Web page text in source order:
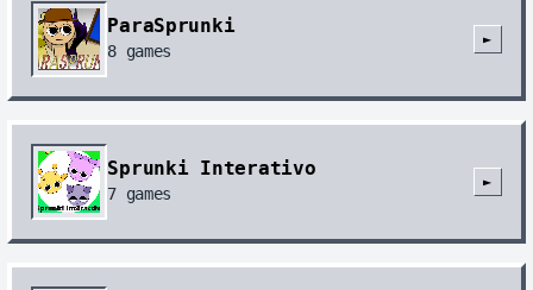
ParaSprunki
8 games
►
Sprunki Interativo
7 games
►